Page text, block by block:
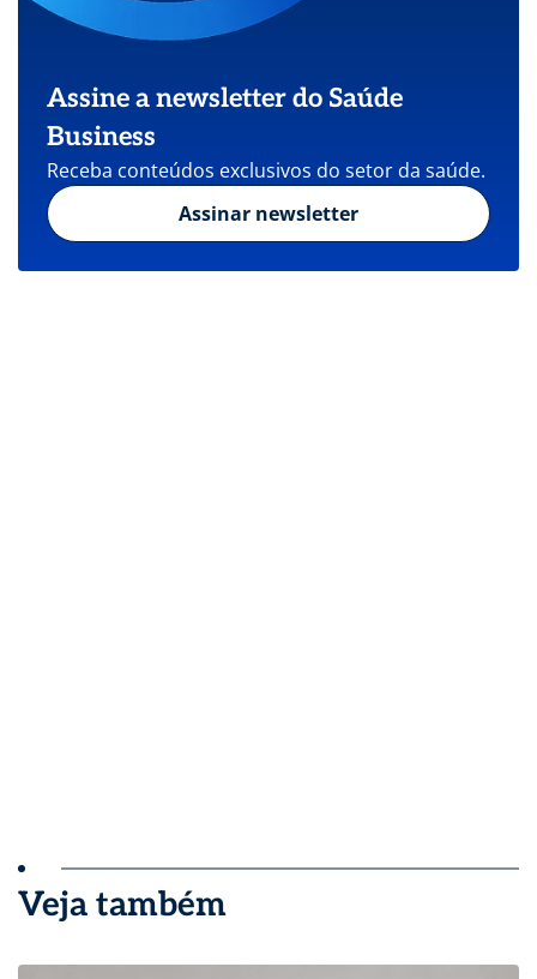
Assine a newsletter do Saúde
Business
Receba conteúdos exclusivos do setor da saúde.
Assinar newsletter
Veja também